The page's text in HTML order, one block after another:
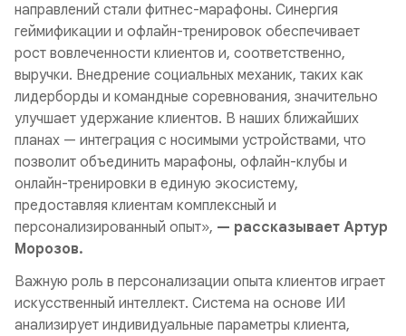
направлений стали фитнес-марафоны. Синергия
геймификации и офлайн-тренировок обеспечивает
рост вовлеченности клиентов и, соответственно,
выручки. Внедрение социальных механик, таких как
лидерборды и командные соревнования, значительно
улучшает удержание клиентов. В наших ближайших
планах — интеграция с носимыми устройствами, что
позволит объединить марафоны, офлайн-клубы и
онлайн-тренировки в единую экосистему,
предоставляя клиентам комплексный и
персонализированный опыт», — рассказывает Артур
Морозов.
Важную роль в персонализации опыта клиентов играет
искусственный интеллект. Система на основе ИИ
анализирует индивидуальные параметры клиента,